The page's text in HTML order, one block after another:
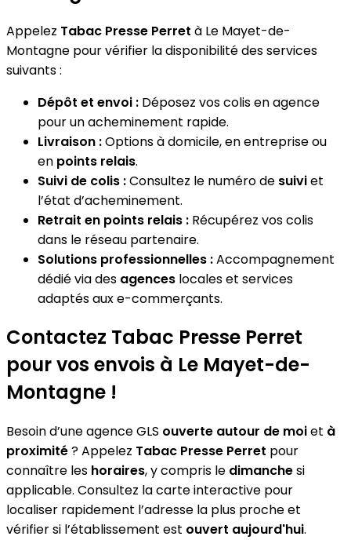
Appelez Tabac Presse Perret à Le Mayet-de-
Montagne pour vérifier la disponibilité des services
suivants :
Dépôt et envoi : Déposez vos colis en agence
pour un acheminement rapide.
Livraison :Options à domicile, en entreprise ou
en points relais.
Suivi de colis :Consultez le numéro de suiviet
l’état d’acheminement.
Retrait en points relais : Récupérez vos colis
dans le réseau partenaire.
Solutions professionnelles :Accompagnement
dédié via des agences locales et services
adaptés aux e-commerçants.
Contactez Tabac Presse Perret
pour vos envois à Le Mayet-de-
Montagne !
Besoin d’une agence GLS ouverte autour de moiet à
proximité? Appelez Tabac Presse Perret pour
connaître les horaires, y compris le dimanchesi
applicable. Consultez la carte interactive pour
localiser rapidement l’adresse la plus proche et
vérifier si l’établissement est ouvert aujourd'hui.